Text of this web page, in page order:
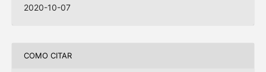
2020-10-07
COMO CITAR